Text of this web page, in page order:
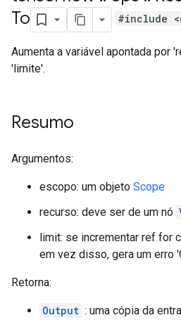
To
#include
Aumenta a variável apontada por
'limite'.
Resumo
Argumentos:
escopo: um objeto Scope
recurso: deve ser de um nó
limit: se incrementar ref for
em vez disso, gera um erro
Retorna:
Output : uma cópia da